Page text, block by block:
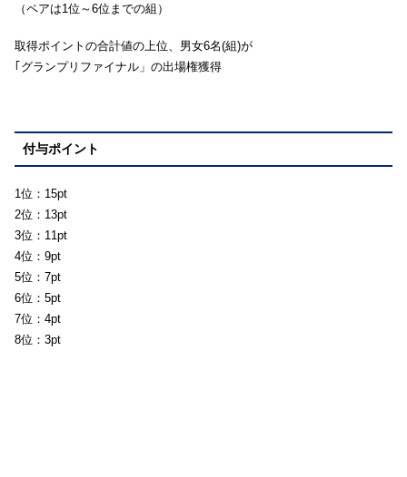
（ペアは1位～6位までの組）
取得ポイントの合計値の上位、男女6名(組)が
｢グランプリファイナル」の出場権獲得
付与ポイント
1位：15pt
2位：13pt
3位：11pt
4位：9pt
5位：7pt
6位：5pt
7位：4pt
8位：3pt